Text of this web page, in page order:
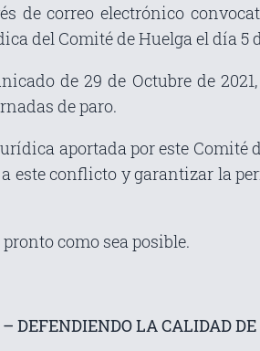
de correo electrónico
del Comité de Huelga el día 5
de 29 de Octubre de
de paro.
aportada por este Comité
este conflicto y garantizar la
como sea posible.
DEFENDIENDO LA CALIDAD